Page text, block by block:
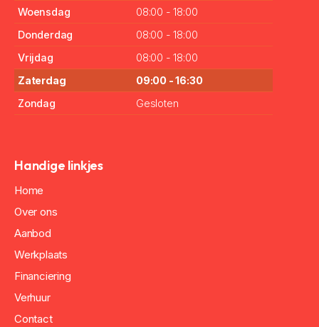
Woensdag
08:00 - 18:00
Donderdag
08:00 - 18:00
Vrijdag
08:00 - 18:00
Zaterdag
09:00 - 16:30
Zondag
Gesloten
Handige linkjes
Home
Over ons
Aanbod
Werkplaats
Financiering
Verhuur
Contact